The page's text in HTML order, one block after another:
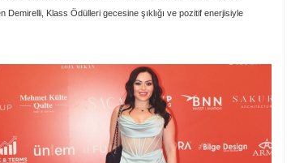
Demirelli, Klass Ödülleri gecesine şıklığı ve pozitif enerjisiyle